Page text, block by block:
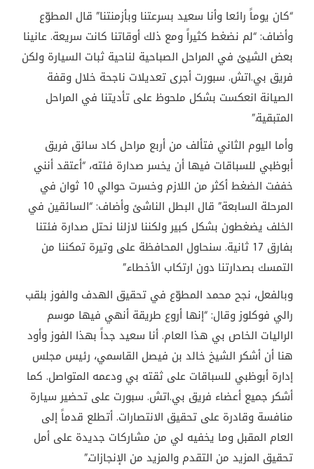
“كان يوماً رائعا وأنا سعيد بسرعتنا وبأزمنتنا” قال المطوّع
وأضاف: “لم نضغط كثيراً ومع ذلك أوقاتنا كانت سريعة. عانينا
بعض الشيئ في المراحل الصباحية لناحية ثبات السيارة ولكن
فريق بي.اتش. سبورت أجرى تعديلات ناجحة خلال وقفة
الصيانة انعكست بشكل ملحوظ على تأديتنا في المراحل
المتبقية.”
وأما اليوم الثاني فتألف من أربع مراحل كاد سائق فريق
أبوظبي للسباقات فيها أن يخسر صدارة فئته، “أعتقد أنني
خففت الضغط أكثر من اللازم وخسرت حوالي 10 ثوان في
المرحلة السابعة” قال البطل الناشئ وأضاف: “السائقين في
الخلف يضغطون بشكل كبير ولكننا لازلنا نحتل صدارة فئتنا
بفارق 17 ثانية. سنحاول المحافظة على وتيرة تمكننا من
التمسك بصدارتنا دون ارتكاب الأخطاء.”
وبالفعل، نجح محمد المطوّع في تحقيق الهدف والفوز بلقب
رالي فوكلوز وقال: “إنها أروع طريقة أنهي فيها موسم
الراليات الخاص بي هذا العام. أنا سعيد جداً بهذا الفوز وأود
هنا أن أشكر الشيخ خالد بن فيصل القاسمي، رئيس مجلس
إدارة أبوظبي للسباقات على ثقته بي ودعمه المتواصل. كما
أشكر جميع أعضاء فريق بي.اتش. سبورت على تحضير سيارة
منافسة وقادرة على تحقيق الانتصارات. أتطلع قدماً إلى
العام المقبل وما يخفيه لي من مشاركات جديدة على أمل
تحقيق المزيد من التقدم والمزيد من الإنجازات.”